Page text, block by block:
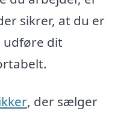
sikrer, at du er
udføre dit
, der sælger